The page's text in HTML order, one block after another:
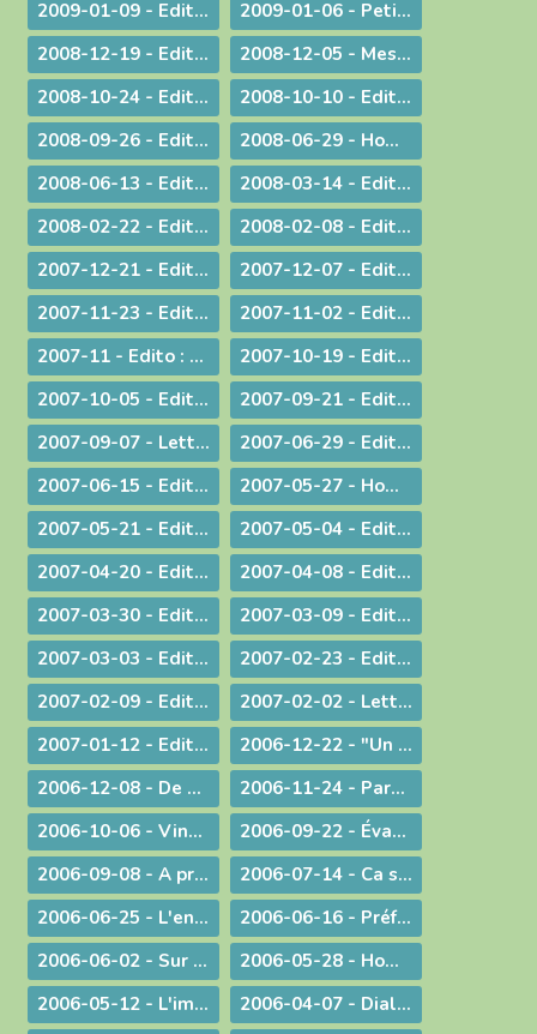
2009-01-09 - Edito : Sur les traces de saint Paul : le Forum de l'évangélisation
2009-01-06 - Petit guide de lecture de l'encylique « L'ÉGLISE VIT DE L'EUCHARISTIE »
2008-12-19 - Edito : Noël ou l'humilité de Dieu
2008-12-05 - Message pour le Jubilé du Saint Curé d'Ars
2008-10-24 - Edito : Rendez à César... rendez à Dieu...
2008-10-10 - Edito : La Parole de Dieu et la marche du monde
2008-09-26 - Edito : L'Eglise en France, une nouvelle fois visitée
2008-06-29 - Homélie pour les ordinations
2008-06-13 - Edito : Dialogue interreligieux : Le sens de la liberté religieuse
2008-03-14 - Edito : Là où se trouve Dieu... là se trouve l'avenir
2008-02-22 - Edito : Le regard de la foi
2008-02-08 - Edito : Quelle unité ?
2007-12-21 - Edito : Noël : Souffler sur les braises de l'espérance !
2007-12-07 - Edito : Anne-Lorraine - Sa résistance lui a coûté la vie !
2007-11-23 - Edito : La remise des Actes : une démarche liturgique
2007-11-02 - Edito : La remise d'un livre : une démarche diocésaine
2007-11 - Edito : A propos du Téléthon 2007
2007-10-19 - Edito : Discerner
2007-10-05 - Edito : Des temps nouveaux pour l'Evangile "Passons aux Actes !"
2007-09-21 - Edito : L'amour du plus faible
2007-09-07 - Lettre aux prêtres à propos du Motu Proprio
2007-06-29 - Edito : Merci à vous, prêtres nouvellement nommés
2007-06-15 - Edito : A propos des "sans papiers"
2007-05-27 - Homélie de Confirmation - Pentecôte
2007-05-21 - Edito : Justice, jugement et miséricorde
2007-05-04 - Edito : Au service des vocations sacerdotales : une journée inédite !
2007-04-20 - Edito : Une citoyenneté responsable
2007-04-08 - Edito : Un baptême pas comme les autres - Pâques 2007
2007-03-30 - Edito : A la veille des élections / A propos des élections présidentielles et législatives
2007-03-09 - Edito : Double "fil de vie" - Un aspect de la liturgie du Carême
2007-03-03 - Edito : Le chemin de la filialié
2007-02-23 - Edito : "Il faut que le monde sache..." Conversion et Mission
2007-02-09 - Edito : "Je suis allée essayer mon cercueil !"
2007-02-02 - Lettre aux prêtres et aux diacres
2007-01-12 - Edito : Le Gange et l'Himalaya
2006-12-22 - "Un Sauveur vous est né !"
2006-12-08 - De Ratisbonne à Ankara, un dialogue ininterrompu
2006-11-24 - Parentalité
2006-10-06 - Vingt ans déjà !
2006-09-22 - Évangéliser : aller au large !
2006-09-08 - A propos du Liban
2006-07-14 - Ca se passe en France !
2006-06-25 - L'enjeu de toute existence : trouver Le chemin !
2006-06-16 - Préférer le bonheur à la vérité ?
2006-06-02 - Sur les pas de Jean-Paul II
2006-05-28 - Homélie à la messe télévisée à Notre-Dame de Bourg
2006-05-12 - L'immigration
2006-04-07 - Dialogue interreligieux